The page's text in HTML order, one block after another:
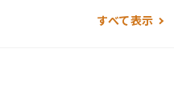
すべて表示